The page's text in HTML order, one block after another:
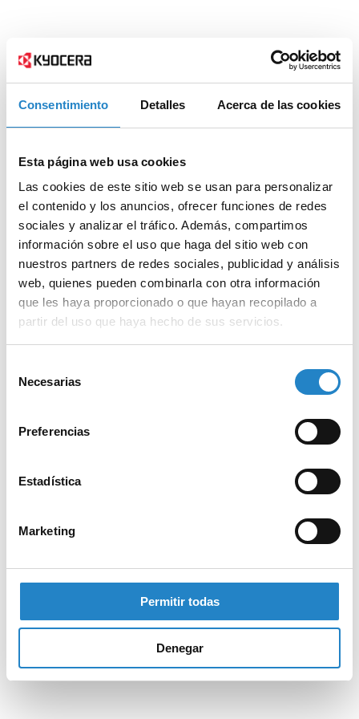
Consentimiento Detalles Acerca de las cookies
Esta página web usa cookies
Las cookies de este sitio web se usan para personalizar
el contenido y los anuncios, ofrecer funciones de redes
sociales y analizar el tráfico. Además, compartimos
información sobre el uso que haga del sitio web con
nuestros partners de redes sociales, publicidad y análisis
web, quienes pueden combinarla con otra información
que les haya proporcionado o que hayan recopilado a
partir del uso que haya hecho de sus servicios.
Necesarias
Preferencias
Estadística
Marketing
Permitir todas
Denegar